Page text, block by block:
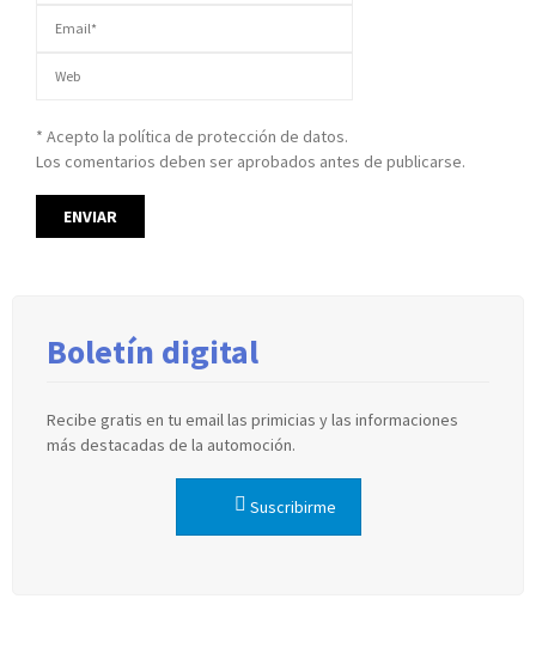
* Acepto la política de protección de datos.
Los comentarios deben ser aprobados antes de publicarse.
Boletín digital
Recibe gratis en tu email las primicias y las informaciones
más destacadas de la automoción.
Suscribirme